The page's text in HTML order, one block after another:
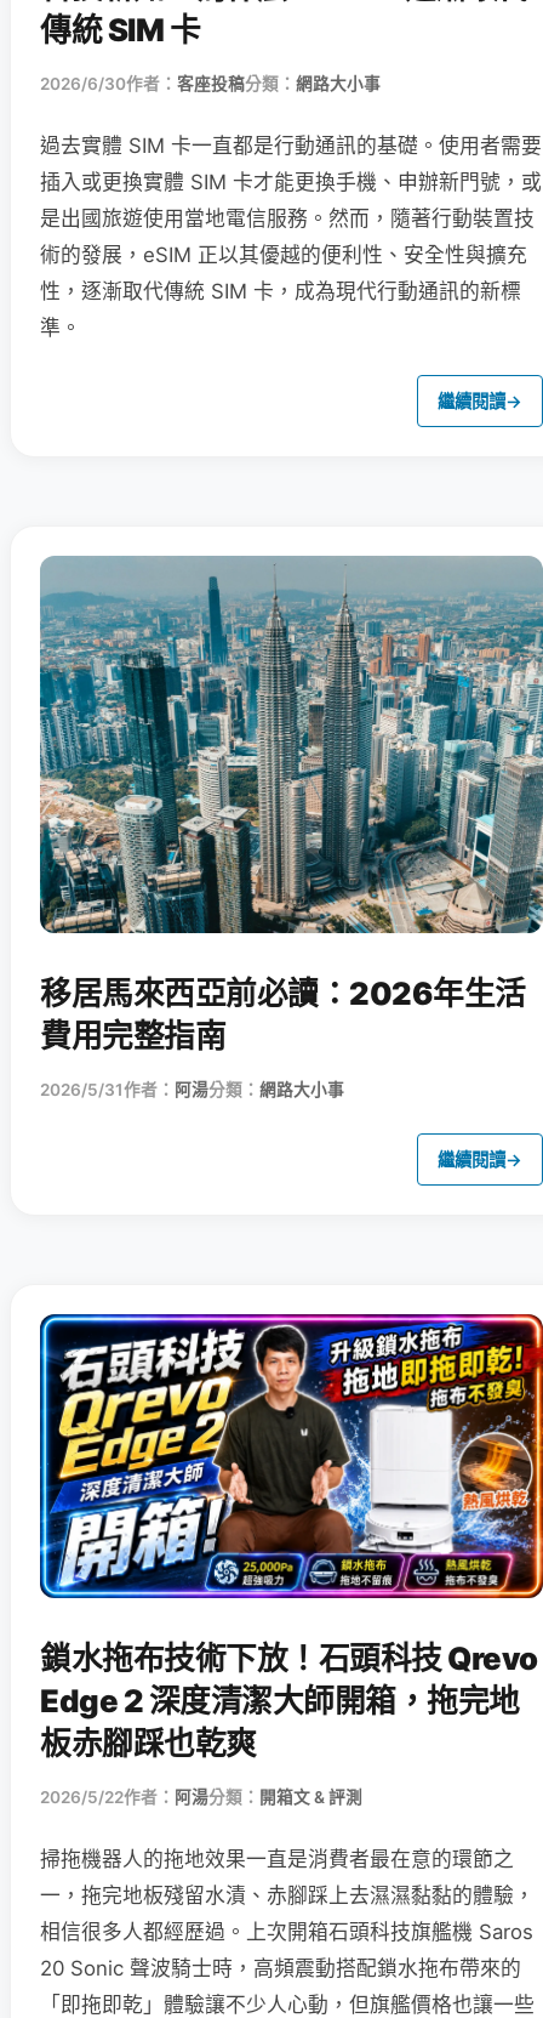
傳統 SIM 卡
2026/6/30作者： 客座投稿分類： 網路大小事
過去實體 SIM 卡一直都是行動通訊的基礎。使用者需要
插入或更換實體 SIM 卡才能更換手機、申辦新門號，或
是出國旅遊使用當地電信服務。然而，隨著行動裝置技
術的發展，eSIM 正以其優越的便利性、安全性與擴充
性，逐漸取代傳統 SIM 卡，成為現代行動通訊的新標
準。
繼續閱讀→
移居馬來西亞前必讀：2026年生活
費用完整指南
2026/5/31作者： 阿湯分類： 網路大小事
繼續閱讀→
鎖水拖布技術下放！石頭科技 Qrevo
Edge 2 深度清潔大師開箱，拖完地
板赤腳踩也乾爽
2026/5/22作者： 阿湯分類： 開箱文 & 評測
掃拖機器人的拖地效果一直是消費者最在意的環節之
一，拖完地板殘留水漬、赤腳踩上去濕濕黏黏的體驗，
相信很多人都經歷過。上次開箱石頭科技旗艦機 Saros
20 Sonic 聲波騎士時，高頻震動搭配鎖水拖布帶來的
「即拖即乾」體驗讓不少人心動，但旗艦價格也讓一些